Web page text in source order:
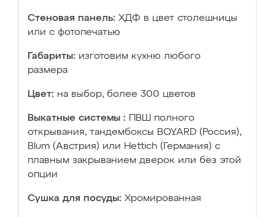
Стеновая панель: ХДФ в цвет столешницы
или с фотопечатью
Габариты: изготовим кухню любого
размера
Цвет: на выбор, более 300 цветов
Выкатные системы :
ПВШ полного
открывания, тандембоксы BOYARD (Россия),
Blum (Австрия) или Hettich (Германия) с
плавным закрыванием дверок или без этой
опции
Сушка для посуды: Хромированная